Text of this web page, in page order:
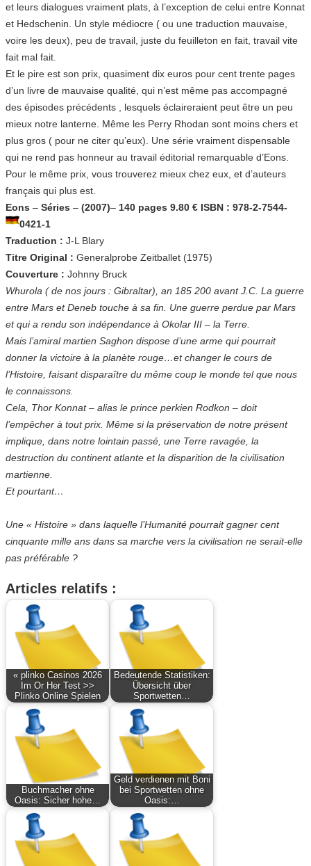
et leurs dialogues vraiment plats, à l’exception de celui entre Konnat
et Hedschenin. Un style médiocre ( ou une traduction mauvaise,
voire les deux), peu de travail, juste du feuilleton en fait, travail vite
fait mal fait.
Et le pire est son prix, quasiment dix euros pour cent trente pages
d’un livre de mauvaise qualité, qui n’est même pas accompagné
des épisodes précédents , lesquels éclaireraient peut être un peu
mieux notre lanterne. Même les Perry Rhodan sont moins chers et
plus gros ( pour ne citer qu’eux). Une série vraiment dispensable
qui ne rend pas honneur au travail éditorial remarquable d’Eons.
Pour le même prix, vous trouverez mieux chez eux, et d’auteurs
français qui plus est.
Eons – Séries – (2007)– 140 pages 9.80 € ISBN : 978-2-7544-
0421-1
Traduction : J-L Blary
Titre Original : Generalprobe Zeitballet (1975)
Couverture : Johnny Bruck
Whurola ( de nos jours : Gibraltar), an 185 200 avant J.C. La guerre
entre Mars et Deneb touche à sa fin. Une guerre perdue par Mars
et qui a rendu son indépendance à Okolar III – la Terre.
Mais l’amiral martien Saghon dispose d’une arme qui pourrait
donner la victoire à la planète rouge…et changer le cours de
l’Histoire, faisant disparaître du même coup le monde tel que nous
le connaissons.
Cela, Thor Konnat – alias le prince perkien Rodkon – doit
l’empêcher à tout prix. Même si la préservation de notre présent
implique, dans notre lointain passé, une Terre ravagée, la
destruction du continent atlante et la disparition de la civilisation
martienne.
Et pourtant…
Une « Histoire » dans laquelle l’Humanité pourrait gagner cent
cinquante mille ans dans sa marche vers la civilisation ne serait-elle
pas préférable ?
Articles relatifs :
« plinko Casinos 2026
Im Or Her Test >>
Plinko Online Spielen
Bedeutende Statistiken:
Übersicht über
Sportwetten…
Buchmacher ohne
Oasis: Sicher hohe…
Geld verdienen mit Boni
bei Sportwetten ohne
Oasis:…